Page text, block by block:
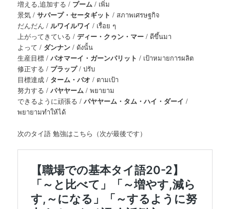
増える,追加する / プーム/ เพิ่ม
景気 /サパープ・セータギット/ สภาพเศรษฐกิจ
だんだん / ルワイルワイ/ เรื่อย ๆ
上がってきている /ディー・クゥン・マー / ดีขึ้นมา
よって / ダンナン/ ดังนั้น
生産目標 /パオマーイ・ガーンパリット / เป้าหมายการผลิต
修正する / プラップ/ ปรับ
目標達成 / ターム・パオ/ ตามเป้า
努力する /パヤヤーム/ พยายาม
できるように頑張る /パヤヤーム・タム・ハイ・ダーイ/
พยายามทำให้ได้
次のタイ語 勉強はこちら （次が最後です）